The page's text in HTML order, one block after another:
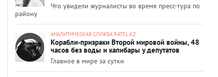
Что увидели журналисты во время пресс-тура по
району
АНАЛИТИЧЕСКАЯ СЛУЖБА RATEL.KZ
Корабли-призраки Второй мировой войны, 48
часов без воды и капибары у депутатов
Главное в мире за сутки